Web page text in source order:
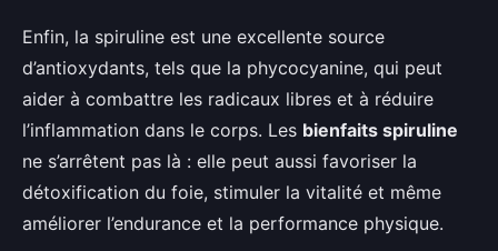
Enfin, la spiruline est une excellente source
d’antioxydants, tels que la phycocyanine, qui peut
aider à combattre les radicaux libres et à réduire
l’inflammation dans le corps. Les bienfaits spiruline
ne s’arrêtent pas là : elle peut aussi favoriser la
détoxification du foie, stimuler la vitalité et même
améliorer l’endurance et la performance physique.